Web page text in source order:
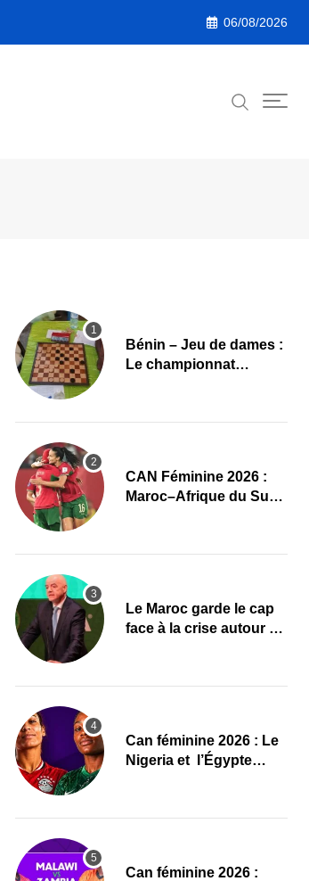
06/08/2026
Bénin – Jeu de dames :
Le championnat
conquête du sacre
CAN Féminine 2026 :
Maroc–Afrique du Sud,
Le Maroc garde le cap
face à la crise autour de
‎Can féminine 2026 : Le
Nigeria et l’Égypte
‎Can féminine 2026 :